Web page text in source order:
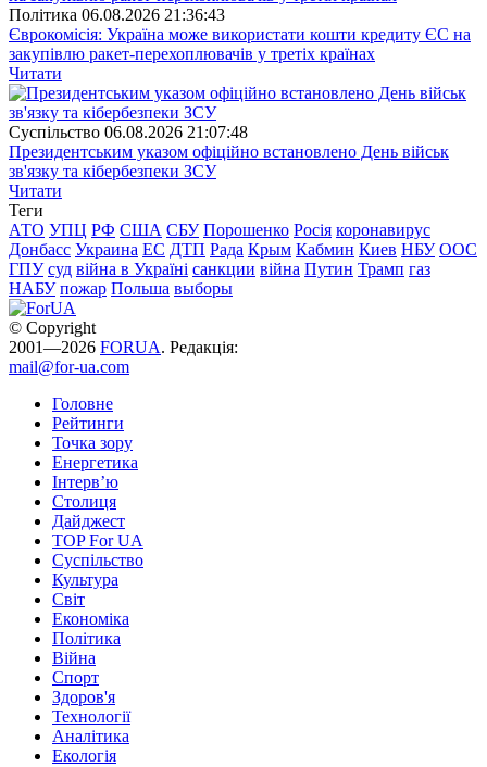
Полiтика 06.08.2026 21:36:43
Єврокомісія: Україна може використати кошти кредиту ЄС на
закупівлю ракет-перехоплювачів у третіх країнах
Читати
Суспiльство 06.08.2026 21:07:48
Президентським указом офіційно встановлено День військ
зв'язку та кібербезпеки ЗСУ
Читати
Теги
АТО УПЦ РФ США СБУ Порошенко Росія коронавирус
Донбасс Украина ЕС ДТП Рада Крым Кабмин Киев НБУ ООС
ГПУ суд війна в Україні санкции війна Путин Трамп газ
НАБУ пожар Польша выборы
© Copyright
2001—2026 FORUA. Редакція:
mail@for-ua.com
Головне
Рейтинги
Точка зору
Енергетика
Інтерв’ю
Столиця
Дайджест
TOP For UA
Суспiльство
Культура
Світ
Економіка
Політика
Війна
Спорт
Здоров'я
Технології
Аналітика
Екологія